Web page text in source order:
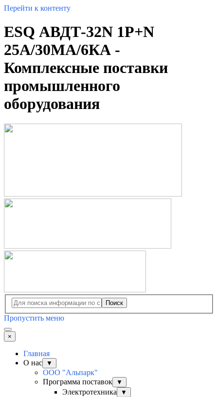
Перейти к контенту
ESQ АВДТ-32N 1P+N
25А/30МА/6КА -
Комплексные поставки
промышленного
оборудования
Поиск
Пропустить меню
×
Главная
О нас
▼
ООО "Альпарк"
Программа поставок
▼
Электротехника ▼